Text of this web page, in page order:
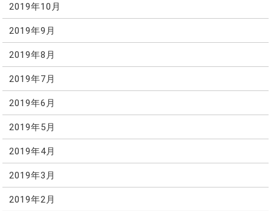
2019年10月
2019年9月
2019年8月
2019年7月
2019年6月
2019年5月
2019年4月
2019年3月
2019年2月